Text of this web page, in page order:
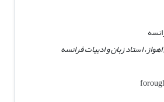
استاد زبان و ادبیات فرانسه